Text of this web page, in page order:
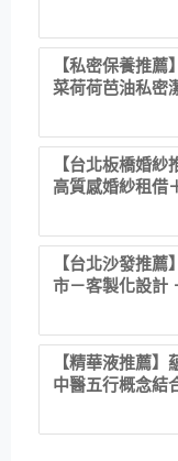
【私密保養推
菜荷荷芭油私密
【台北板橋婚紗
高質感婚紗租借
【台北沙發推薦
市－客製化設計
直營直銷、價
【精華液推薦
中醫五行概念結
華！ 水㊀土㊀